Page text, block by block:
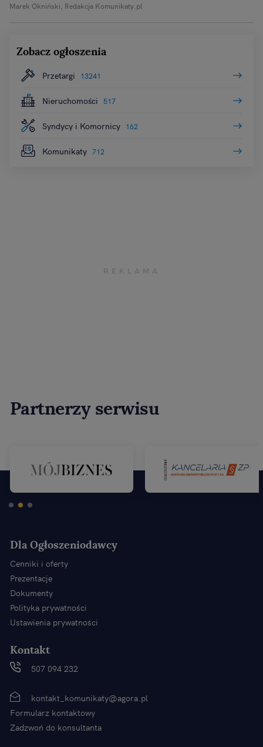
Marek Okniński, Redakcja Komunikaty.pl
Zobacz ogłoszenia
Przetargi 13241
Nieruchomości 517
Syndycy i Komornicy 162
Komunikaty 712
Partnerzy serwisu
Dla Ogłoszeniodawcy
Cenniki i oferty
Prezentacje
Dokumenty
Polityka prywatności
Ustawienia prywatności
Kontakt
507 094 232
kontakt_komunikaty@agora.pl
Formularz kontaktowy
Zadzwoń do konsultanta